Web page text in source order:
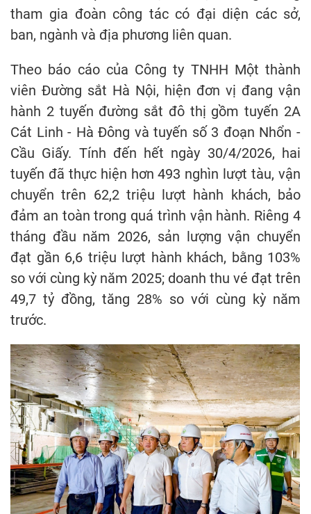
tham gia đoàn công tác có đại diện các sở,
ban, ngành và địa phương liên quan.
Theo báo cáo của Công ty TNHH Một thành
viên Đường sắt Hà Nội, hiện đơn vị đang vận
hành 2 tuyến đường sắt đô thị gồm tuyến 2A
Cát Linh - Hà Đông và tuyến số 3 đoạn Nhổn -
Cầu Giấy. Tính đến hết ngày 30/4/2026, hai
tuyến đã thực hiện hơn 493 nghìn lượt tàu, vận
chuyển trên 62,2 triệu lượt hành khách, bảo
đảm an toàn trong quá trình vận hành. Riêng 4
tháng đầu năm 2026, sản lượng vận chuyển
đạt gần 6,6 triệu lượt hành khách, bằng 103%
so với cùng kỳ năm 2025; doanh thu vé đạt trên
49,7 tỷ đồng, tăng 28% so với cùng kỳ năm
trước.